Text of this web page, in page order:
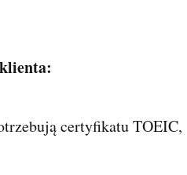
certyfikatu TOEIC,